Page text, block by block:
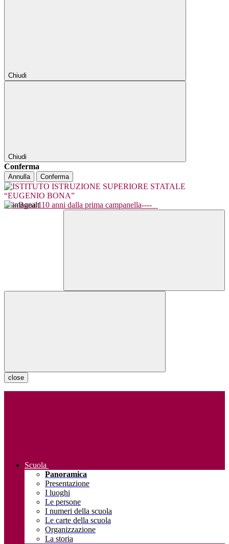
Chiudi
Chiudi
Conferma
Annulla Conferma
----Bona 110 anni dalla prima campanella----
close
Scuola
Panoramica
Presentazione
I luoghi
Le persone
I numeri della scuola
Le carte della scuola
Organizzazione
La storia